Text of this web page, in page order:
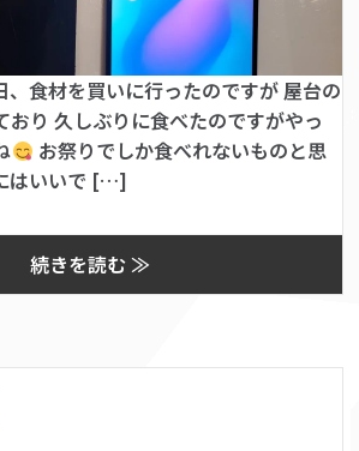
、食材を買いに行ったのですが 屋台の
おり 久しぶりに食べたのですがやっ
お祭りでしか食べれないものと思
はいいで […]
続きを読む ≫